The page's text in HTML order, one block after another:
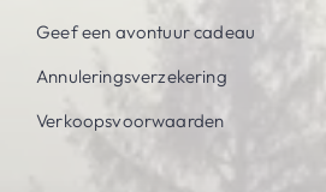
Geef een avontuur cadeau
Annuleringsverzekering
Verkoopsvoorwaarden